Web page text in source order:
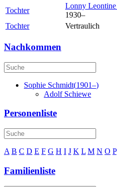
Tochter
Lonny Leontine
1930–
Tochter
Vertraulich
Nachkommen
Sophie Schmidt(1901–)
Adolf Schiewe
Personenliste
A B C D E F G H I J K L M N O P
Familienliste